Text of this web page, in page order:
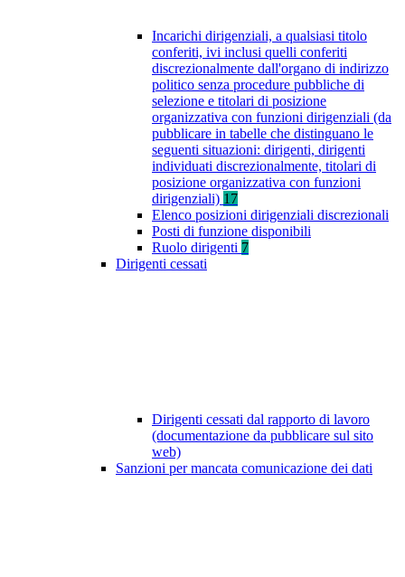
Incarichi dirigenziali, a qualsiasi titolo
conferiti, ivi inclusi quelli conferiti
discrezionalmente dall'organo di indirizzo
politico senza procedure pubbliche di
selezione e titolari di posizione
organizzativa con funzioni dirigenziali (da
pubblicare in tabelle che distinguano le
seguenti situazioni: dirigenti, dirigenti
individuati discrezionalmente, titolari di
posizione organizzativa con funzioni
dirigenziali) 17
Elenco posizioni dirigenziali discrezionali
Posti di funzione disponibili
Ruolo dirigenti 7
Dirigenti cessati
Dirigenti cessati dal rapporto di lavoro
(documentazione da pubblicare sul sito
web)
Sanzioni per mancata comunicazione dei dati